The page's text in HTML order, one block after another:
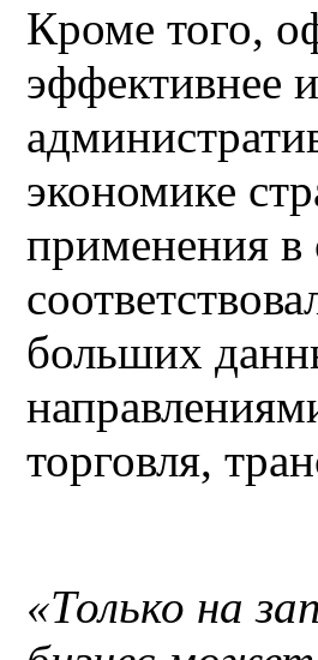
Кроме того,
эффективнее
экономике
применения в
больших
торговля,
«Только на